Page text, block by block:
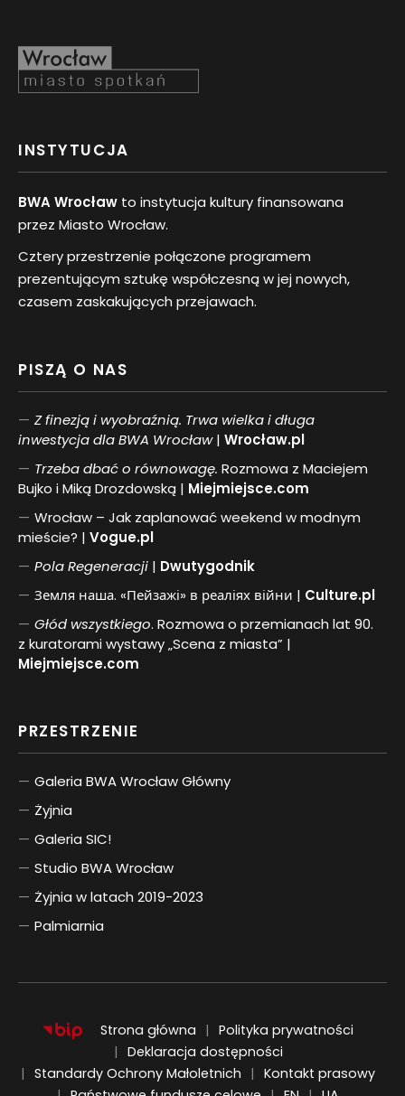
INSTYTUCJA
BWA Wrocław to instytucja kultury finansowana
przez Miasto Wrocław.
Cztery przestrzenie połączone programem
prezentującym sztukę współczesną w jej nowych,
czasem zaskakujących przejawach.
PISZĄ O NAS
Z finezją i wyobraźnią. Trwa wielka i długa
inwestycja dla BWA Wrocław| Wrocław.pl
Trzeba dbać o równowagę. Rozmowa z Maciejem
Bujko i Miką Drozdowską | Miejmiejsce.com
Wrocław – Jak zaplanować weekend w modnym
mieście? | Vogue.pl
PolaRegeneracji | Dwutygodnik
Земля наша. «Пейзажі» в реаліях війни | Culture.pl
Głód wszystkiego. Rozmowa o przemianach lat 90.
z kuratorami wystawy „Scena z miasta” |
Miejmiejsce.com
PRZESTRZENIE
Galeria BWA Wrocław Główny
Żyjnia
Galeria SIC!
Studio BWA Wrocław
Żyjnia w latach 2019-2023
Palmiarnia
Strona główna
Polityka prywatności
Deklaracja dostępności
Standardy Ochrony Małoletnich
Kontakt prasowy
ENGLISHUKRAIŃSKI